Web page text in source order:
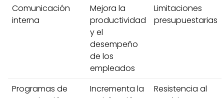
Comunicación
interna
Mejora la
productividad
y el
desempeño
de los
empleados
Limitaciones
presupuestarias
Programas de
Incrementa la
Resistencia al